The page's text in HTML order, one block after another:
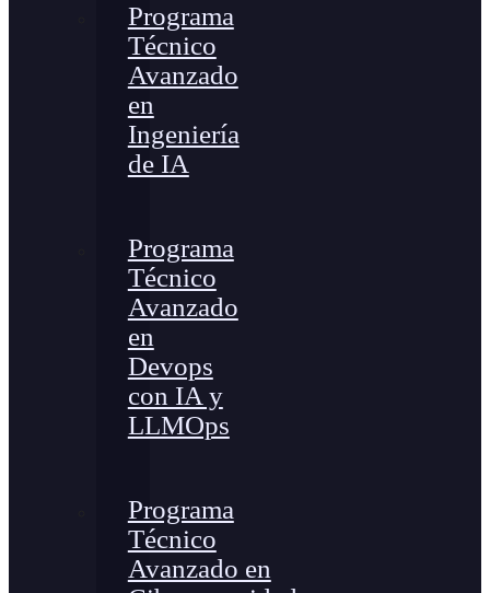
Programa
Técnico
Avanzado
en
Ingeniería
de IA
Programa
Técnico
Avanzado
en
Devops
con IA y
LLMOps
Programa
Técnico
Avanzado en